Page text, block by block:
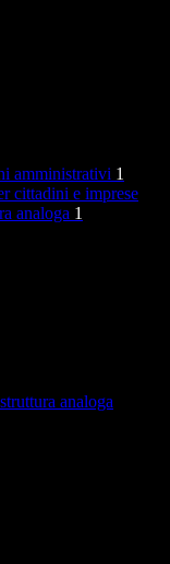
amministrativi 1
cittadini e imprese
analoga 1
analoga